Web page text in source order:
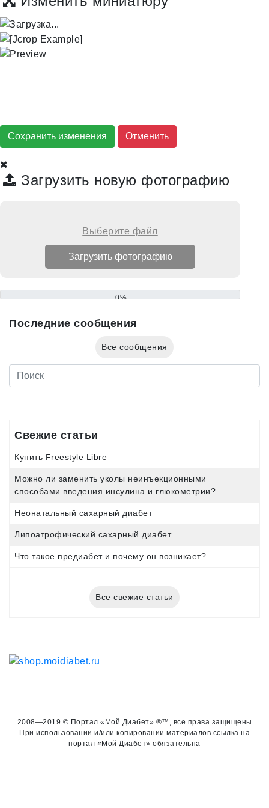
Сохранить изменения
Загрузить новую фотографию
Выберите файл
0%
Последние сообщения
Все сообщения
Свежие статьи
Купить Freestyle Libre
Можно ли заменить уколы неинъекционными
способами введения инсулина и глюкометрии?
Неонатальный сахарный диабет
Липоатрофический сахарный диабет
Что такое предиабет и почему он возникает?
Все свежие статьи
2008—2019 © Портал «Мой Диабет» ®™, все права защищены
При использовании и/или копировании материалов ссылка на
портал «Мой Диабет» обязательна